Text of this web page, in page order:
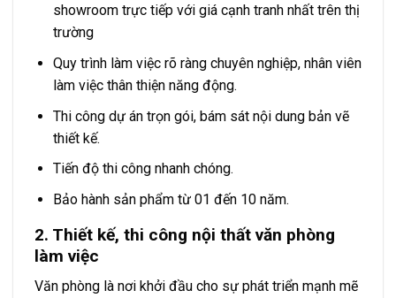
showroom trực tiếp với giá cạnh tranh nhất trên thị
trường
Quy trình làm việc rõ ràng chuyên nghiệp, nhân viên
làm việc thân thiện năng động.
Thi công dự án trọn gói, bám sát nội dung bản vẽ
thiết kế.
Tiến độ thi công nhanh chóng.
Bảo hành sản phẩm từ 01 đến 10 năm.
2. Thiết kế, thi công nội thất văn phòng
làm việc
Văn phòng là nơi khởi đầu cho sự phát triển mạnh mẽ